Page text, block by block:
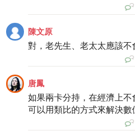
陳文原
對，老先生、老太太應該不
唐鳳
如果兩卡分持，在經濟上
可以用類比的方式來解決數